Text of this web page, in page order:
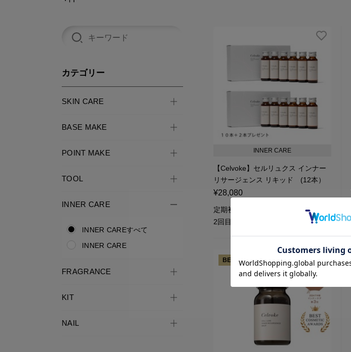
カテゴリー
SKIN CARE
BASE MAKE
POINT MAKE
TOOL
INNER CARE
INNER CAREすべて
INNER CARE
FRAGRANCE
KIT
NAIL
INNER CARE
【Celvoke】セルリュクス インナー
リサージェンス リキッド (12本）
¥28,080
定期初回価格:
2回目以降購入価格:
BEST COSME